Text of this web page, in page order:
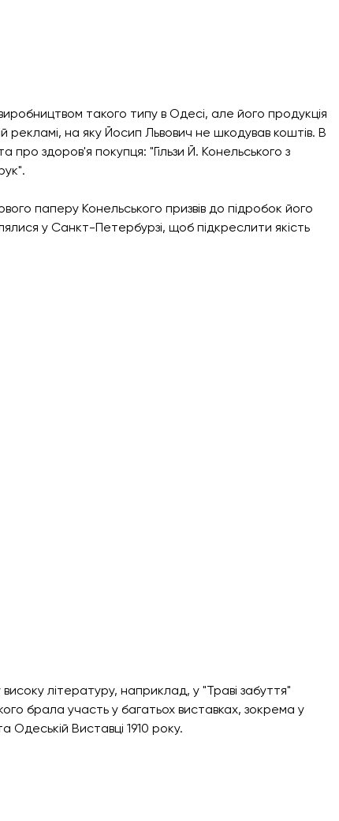
такого типу в Одесі, але його продукція
рекламі, на яку Йосип Львович не шкодував коштів. В
здоров'я покупця: "Гільзи Й. Конельського з
паперу Конельського призвів до підробок його
у Санкт-Петербурзі, щоб підкреслити якість
літературу, наприклад, у "Траві забуття"
брала участь у багатьох виставках, зокрема у
Одеській Виставці 1910 року.